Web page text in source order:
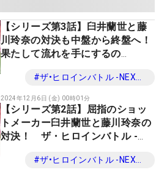
【シリーズ第3話】臼井蘭世と藤
川玲奈の対決も中盤から終盤へ！
果たして流れを手にするの
NEXT BACK 9- 第17話
#ザ•ヒロインバトル -NEXT BACK 9-
2024年12月6日 (金) 00時01分
【シリーズ第2話】屈指のショッ
トメーカー臼井蘭世と藤川玲奈の
対決！ ザ・ヒロインバトル -
#ザ•ヒロインバトル -NEXT BACK 9-